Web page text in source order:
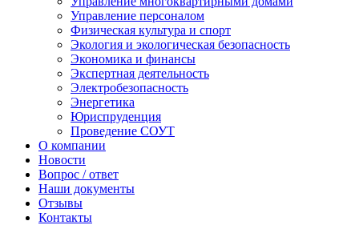
Управление персоналом
Физическая культура и спорт
Экология и экологическая безопасность
Экономика и финансы
Экспертная деятельность
Электробезопасность
Энергетика
Юриспруденция
Проведение СОУТ
О компании
Новости
Вопрос / ответ
Наши документы
Отзывы
Контакты